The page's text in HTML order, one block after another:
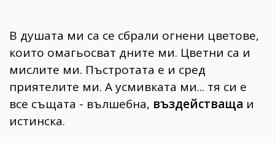
В душата ми са се сбрали огнени цветове,
които омагьосват дните ми. Цветни са и
мислите ми. Пъстротата е и сред
приятелите ми. А усмивката ми... тя си е
все същата - вълшебна, въздействаща и
истинска.